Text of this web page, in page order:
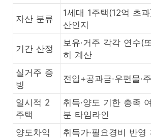
자산 분류
1세대 1주택(12억 초
산인지
기간 산정
보유·거주 각각 연수(
히 계산
실거주 증
빙
전입+공과금·우편물·
일시적 2
주택
취득·양도 기한 충족
분 타임라인
양도차익
취득가·필요경비 반영